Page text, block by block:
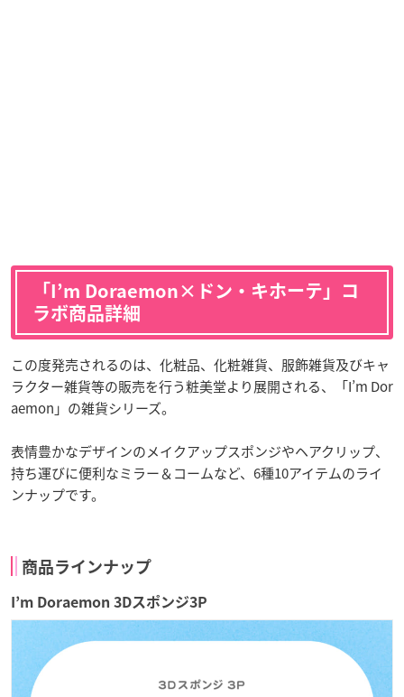
「I’m Doraemon×ドン・キホーテ」コ
ラボ商品詳細
この度発売されるのは、化粧品、化粧雑貨、服飾雑貨及びキャ
ラクター雑貨等の販売を行う粧美堂より展開される、「I’m Dor
aemon」の雑貨シリーズ。
表情豊かなデザインのメイクアップスポンジやヘアクリップ、
持ち運びに便利なミラー＆コームなど、6種10アイテムのライ
ンナップです。
商品ラインナップ
I’m Doraemon 3Dスポンジ3P